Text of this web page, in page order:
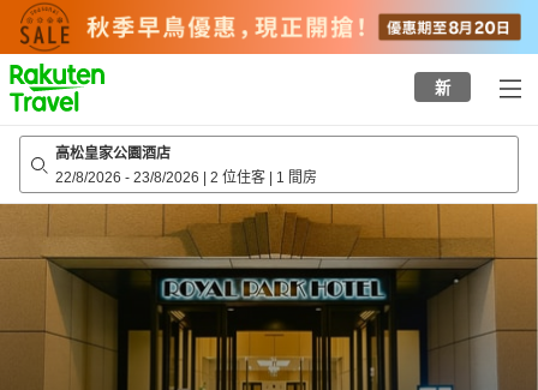
to
top
page
新
高松皇家公園酒店
22/8/2026 - 23/8/2026 | 2 位住客 | 1 間房